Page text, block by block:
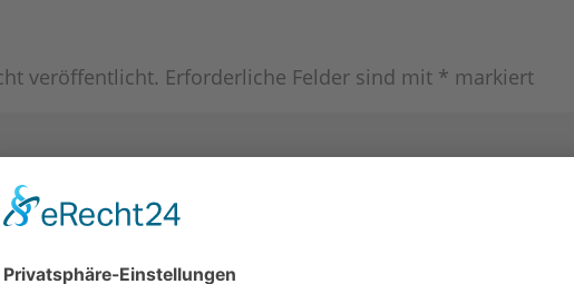
veröffentlicht. Erforderliche Felder sind mit * markiert